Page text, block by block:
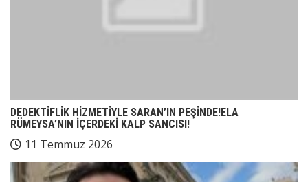
DEDEKTİFLİK HİZMETİYLE SARAN’IN PEŞİNDE!ELA
RÜMEYSA’NIN İÇERDEKİ KALP SANCISI!
11 Temmuz 2026